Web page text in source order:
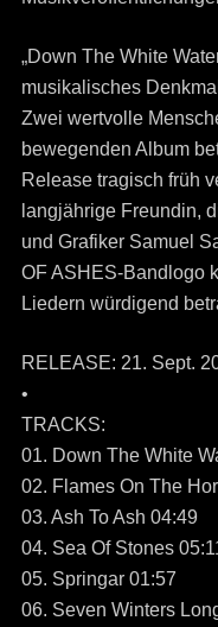
„Down The White
musikalisches
Zwei wertvolle
bewegenden Album
Release tragisch früh
langjährige Freundin,
und Grafiker Samuel
OF ASHES-Bandlogo
Liedern würdigend
RELEASE: 21. Sept.
•
TRACKS:
01. Down The White
02. Flames On The
03. Ash To Ash 04:49
04. Sea Of Stones
05. Springar 01:57
06. Seven Winters